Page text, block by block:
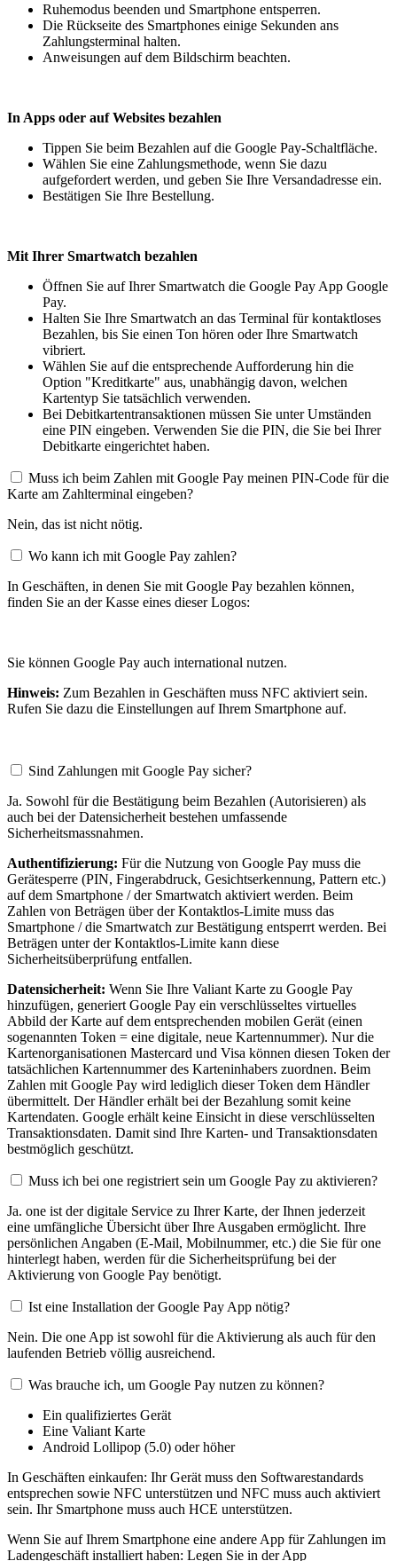
Ruhemodus beenden und Smartphone entsperren.
Die Rückseite des Smartphones einige Sekunden ans
Zahlungsterminal halten.
Anweisungen auf dem Bildschirm beachten.
In Apps oder auf Websites bezahlen
Tippen Sie beim Bezahlen auf die Google Pay-Schaltfläche.
Wählen Sie eine Zahlungsmethode, wenn Sie dazu
aufgefordert werden, und geben Sie Ihre Versandadresse ein.
Bestätigen Sie Ihre Bestellung.
Mit Ihrer Smartwatch bezahlen
Öffnen Sie auf Ihrer Smartwatch die Google Pay App Google
Pay.
Halten Sie Ihre Smartwatch an das Terminal für kontaktloses
Bezahlen, bis Sie einen Ton hören oder Ihre Smartwatch
vibriert.
Wählen Sie auf die entsprechende Aufforderung hin die
Option "Kreditkarte" aus, unabhängig davon, welchen
Kartentyp Sie tatsächlich verwenden.
Bei Debitkartentransaktionen müssen Sie unter Umständen
eine PIN eingeben. Verwenden Sie die PIN, die Sie bei Ihrer
Debitkarte eingerichtet haben.
Muss ich beim Zahlen mit Google Pay meinen PIN-Code für die
Karte am Zahlterminal eingeben?
Nein, das ist nicht nötig.
Wo kann ich mit Google Pay zahlen?
In Geschäften, in denen Sie mit Google Pay bezahlen können,
finden Sie an der Kasse eines dieser Logos:
Sie können Google Pay auch international nutzen.
Hinweis: Zum Bezahlen in Geschäften muss NFC aktiviert sein.
Rufen Sie dazu die Einstellungen auf Ihrem Smartphone auf.
Sind Zahlungen mit Google Pay sicher?
Ja. Sowohl für die Bestätigung beim Bezahlen (Autorisieren) als
auch bei der Datensicherheit bestehen umfassende
Sicherheitsmassnahmen.
Authentifizierung: Für die Nutzung von Google Pay muss die
Gerätesperre (PIN, Fingerabdruck, Gesichtserkennung, Pattern etc.)
auf dem Smartphone / der Smartwatch aktiviert werden. Beim
Zahlen von Beträgen über der Kontaktlos-Limite muss das
Smartphone / die Smartwatch zur Bestätigung entsperrt werden. Bei
Beträgen unter der Kontaktlos-Limite kann diese
Sicherheitsüberprüfung entfallen.
Datensicherheit: Wenn Sie Ihre Valiant Karte zu Google Pay
hinzufügen, generiert Google Pay ein verschlüsseltes virtuelles
Abbild der Karte auf dem entsprechenden mobilen Gerät (einen
sogenannten Token = eine digitale, neue Kartennummer). Nur die
Kartenorganisationen Mastercard und Visa können diesen Token der
tatsächlichen Kartennummer des Karteninhabers zuordnen. Beim
Zahlen mit Google Pay wird lediglich dieser Token dem Händler
übermittelt. Der Händler erhält bei der Bezahlung somit keine
Kartendaten. Google erhält keine Einsicht in diese verschlüsselten
Transaktionsdaten. Damit sind Ihre Karten- und Transaktionsdaten
bestmöglich geschützt.
Muss ich bei one registriert sein um Google Pay zu aktivieren?
Ja. one ist der digitale Service zu Ihrer Karte, der Ihnen jederzeit
eine umfängliche Übersicht über Ihre Ausgaben ermöglicht. Ihre
persönlichen Angaben (E-Mail, Mobilnummer, etc.) die Sie für one
hinterlegt haben, werden für die Sicherheitsprüfung bei der
Aktivierung von Google Pay benötigt.
Ist eine Installation der Google Pay App nötig?
Nein. Die one App ist sowohl für die Aktivierung als auch für den
laufenden Betrieb völlig ausreichend.
Was brauche ich, um Google Pay nutzen zu können?
Ein qualifiziertes Gerät
Eine Valiant Karte
Android Lollipop (5.0) oder höher
In Geschäften einkaufen: Ihr Gerät muss den Softwarestandards
entsprechen sowie NFC unterstützen und NFC muss auch aktiviert
sein. Ihr Smartphone muss auch HCE unterstützen.
Wenn Sie auf Ihrem Smartphone eine andere App für Zahlungen im
Ladengeschäft installiert haben: Legen Sie in der App